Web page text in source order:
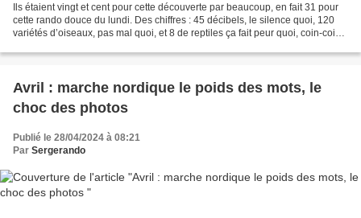
Ils étaient vingt et cent pour cette découverte par beaucoup, en fait 31 pour
cette rando douce du lundi. Des chiffres : 45 décibels, le silence quoi, 120
variétés d’oiseaux, pas mal quoi, et 8 de reptiles ça fait peur quoi, coin-coin
Avril : marche nordique le poids des mots, le
choc des photos
Publié le 28/04/2024 à 08:21
Par Sergerando